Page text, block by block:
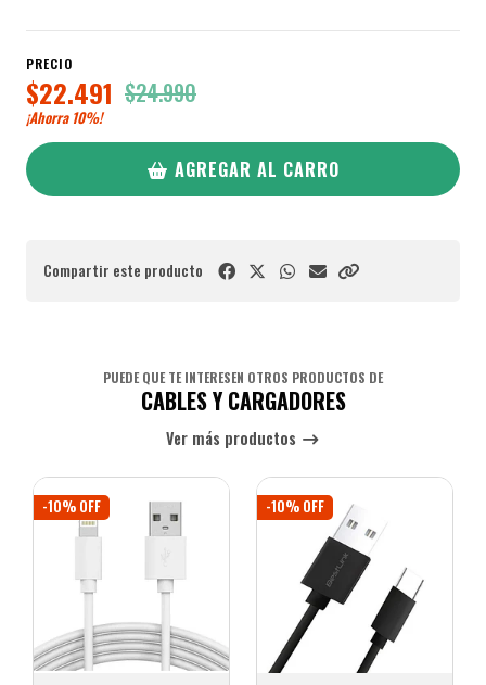
PRECIO
$22.491 $24.990
¡Ahorra 10%!
AGREGAR AL CARRO
Compartir este producto
PUEDE QUE TE INTERESEN OTROS PRODUCTOS DE
CABLES Y CARGADORES
Ver más productos
-10% OFF -10% OFF